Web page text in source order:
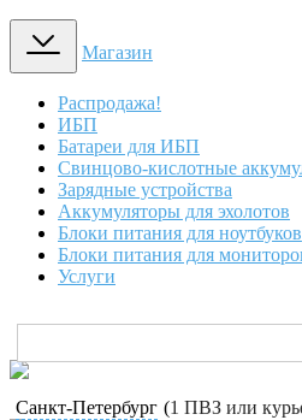
Магазин
Распродажа!
ИБП
Батареи для ИБП
Свинцово-кислотные
Зарядные устройства
Аккумуляторы для эхолотов
Блоки питания для ноутбуков
Блоки питания для
Услуги
Санкт-Петербург (1 ПВЗ или